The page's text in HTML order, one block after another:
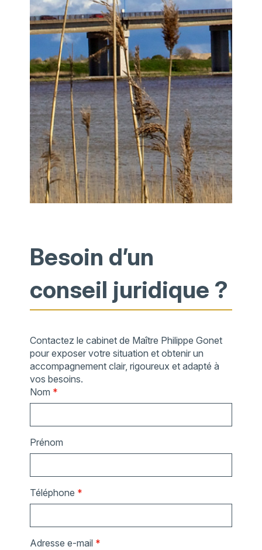
Besoin d’un
conseil juridique ?
Contactez le cabinet de Maître Philippe Gonet
pour exposer votre situation et obtenir un
accompagnement clair, rigoureux et adapté à
vos besoins.
Nom *
Prénom
Téléphone *
Adresse e-mail *